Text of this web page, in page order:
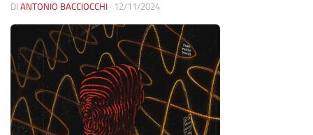
DI ANTONIO BACCIOCCHI · 12/11/2024